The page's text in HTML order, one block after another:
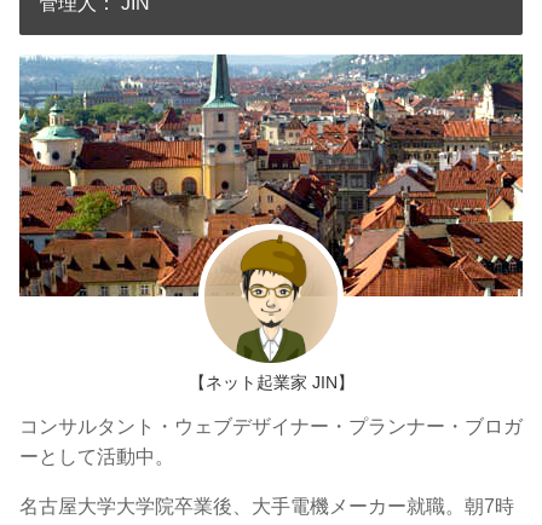
【ネット起業家 JIN】
コンサルタント・ウェブデザイナー・プランナー・ブロガ
ーとして活動中。
名古屋大学大学院卒業後、大手電機メーカー就職。朝7時